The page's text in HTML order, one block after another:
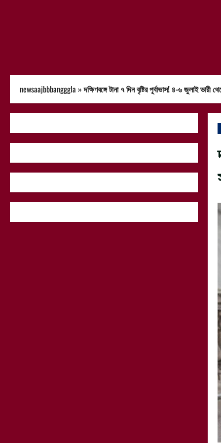
newsaajbbbangggla »দক্ষিণবঙ্গে টানা ৭ দিন বৃষ্টির পূর্বাভাস! ৪-৬ জুলাই ভারী